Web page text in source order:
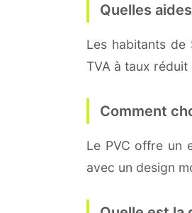
Quelles
Les habitants de
TVA à taux
Comment
Le PVC offre un
avec un design